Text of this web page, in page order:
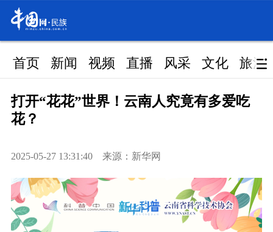
首页 新闻 视频 直播 风采 文化 旅游
打开“花花”世界！云南人究竟有多爱吃
花？
2025-05-27 13:31:40 来源：新华网